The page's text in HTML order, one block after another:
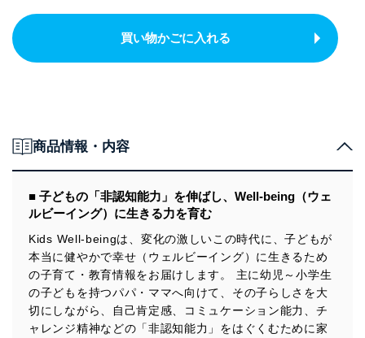
買い物かごに入れる
商品情報・内容
■ 子どもの「非認知能力」を伸ばし、Well-being（ウェ
ルビーイング）に生きる力を育む
Kids Well-beingは、変化の激しいこの時代に、子どもが
本当に健やかで幸せ（ウェルビーイング）に生きるため
の子育て・教育情報をお届けします。 主に幼児～小学生
の子どもを持つパパ・ママへ向けて、その子らしさを大
切にしながら、自己肯定感、コミュケーション能力、チ
ャレンジ精神などの「非認知能力」をはぐくむために家